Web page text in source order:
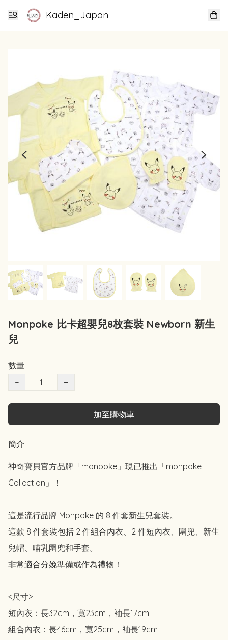
Kaden_Japan
Monpoke 比卡超嬰兒8枚套裝 Newborn 新生
兒
數量
−
+
加至購物車
簡介 −
神奇寶貝官方品牌「monpoke」現已推出「monpoke
Collection」！
這是流行品牌 Monpoke 的 8 件套新生兒套裝。
這款 8 件套裝包括 2 件組合內衣、2 件短內衣、圍兜、新生
兒帽、哺乳圍兜和手套。
非常適合分娩準備或作為禮物！
<尺寸>
短內衣：長32cm，寬23cm，袖長17cm
組合內衣：長46cm，寬25cm，袖長19cm